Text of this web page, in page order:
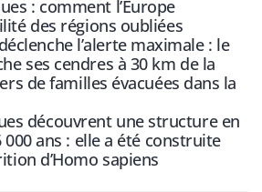
: comment l’Europe
des régions oubliées
l’alerte maximale : le
ses cendres à 30 km de la
de familles évacuées dans la
découvrent une structure en
000 ans : elle a été construite
d’Homo sapiens